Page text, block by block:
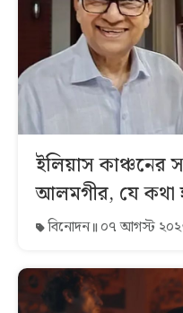
ইলিয়াস কাঞ্চনের
আলমগীর, যে কথা
বিনোদন ০৭ আগস্ট